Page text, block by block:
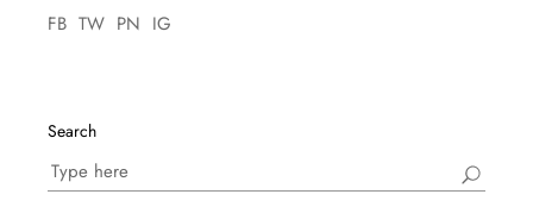
FB TW PN IG
Search
Search
for: